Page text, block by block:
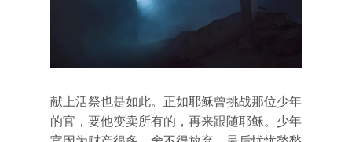
献上活祭也是如此。正如耶稣曾挑战那位少年
的官，要他变卖所有的，再来跟随耶稣。少年